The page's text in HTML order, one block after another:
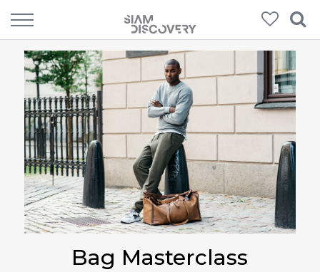
Bag Masterclass